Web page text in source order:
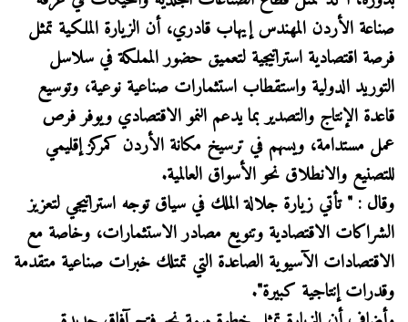
صناعة الأردن المهندس إيهاب قادري، أن الزيارة الملكية تمثل
فرصة اقتصادية استراتيجية لتعميق حضور المملكة في سلاسل
التوريد الدولية واستقطاب استثمارات صناعية نوعية، وتوسيع
قاعدة الإنتاج والتصدير بما يدعم النمو الاقتصادي ويوفر فرص
عمل مستدامة، ويسهم في ترسيخ مكانة الأردن كمركز إقليمي
للتصنيع والانطلاق نحو الأسواق العالمية.
وقال : " تأتي زيارة جلالة الملك في سياق توجه استراتيجي لتعزيز
الشراكات الاقتصادية وتنويع مصادر الاستثمارات، وخاصة مع
الاقتصادات الآسيوية الصاعدة التي تمتلك خبرات صناعية متقدمة
وقدرات إنتاجية كبيرة".